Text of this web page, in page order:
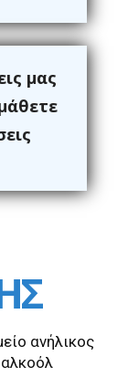
μας
ανήλικος